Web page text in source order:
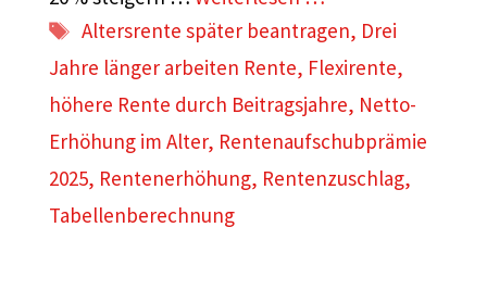
Schlagwörter
Altersrente später beantragen, Drei
Jahre länger arbeiten Rente, Flexirente,
höhere Rente durch Beitragsjahre, Netto-
Erhöhung im Alter, Rentenaufschubprämie
2025, Rentenerhöhung, Rentenzuschlag,
Tabellenberechnung